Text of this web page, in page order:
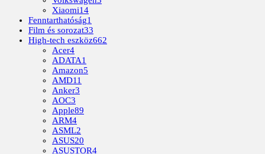
Xiaomi14
Fenntarthatóság1
Film és sorozat33
High-tech eszköz662
Acer4
ADATA1
Amazon5
AMD11
Anker3
AOC3
Apple89
ARM4
ASML2
ASUS20
ASUSTOR4